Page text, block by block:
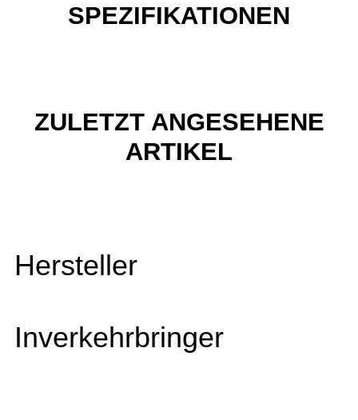
SPEZIFIKATIONEN
ZULETZT ANGESEHENE
ARTIKEL
Hersteller
Inverkehrbringer